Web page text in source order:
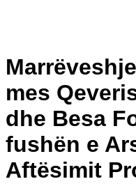
mes
dhe Besa
fushën e
Aftësimit